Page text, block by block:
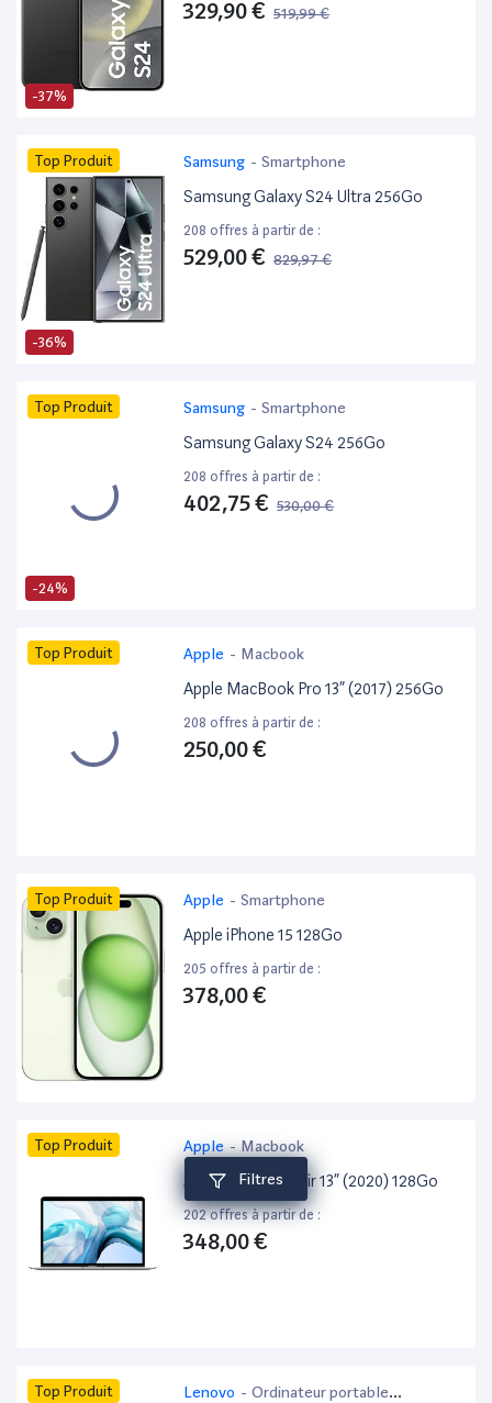
Filtres
-37%
329,90 € 519,99 €
-36%
Top Produit Samsung - Smartphone
Samsung Galaxy S24 Ultra 256Go
208 offres à partir de :
529,00 € 829,97 €
-24%
Top Produit Samsung - Smartphone
Samsung Galaxy S24 256Go
208 offres à partir de :
402,75 € 530,00 €
Top Produit Apple - Macbook
Apple MacBook Pro 13” (2017) 256Go
208 offres à partir de :
250,00 €
Top Produit Apple - Smartphone
Apple iPhone 15 128Go
205 offres à partir de :
378,00 €
Top Produit Apple- Macbook
Apple MacBook Air 13” (2020) 128Go
202 offres à partir de :
348,00 €
Top Produit Lenovo - Ordinateur portable